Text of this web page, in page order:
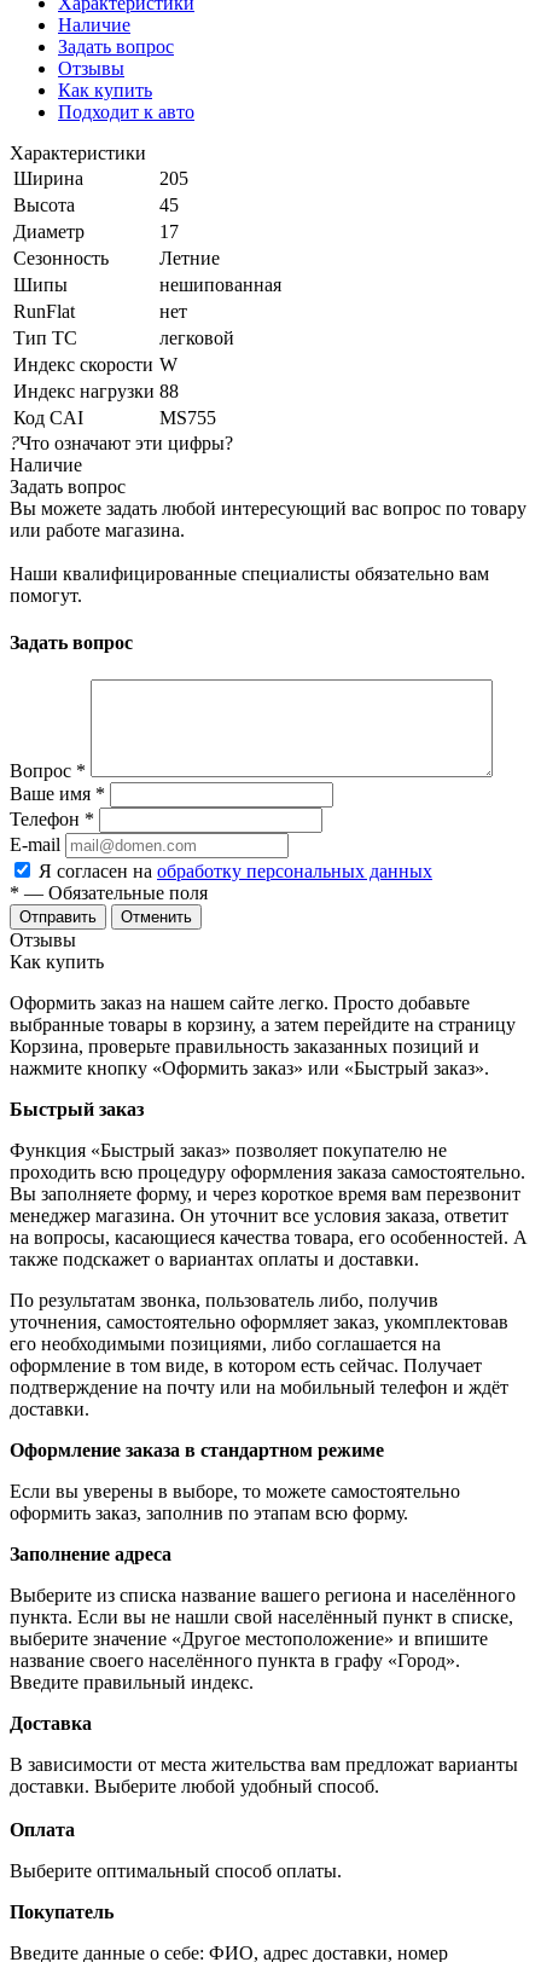
Наличие
Задать вопрос
Отзывы
Как купить
Подходит к авто
Характеристики
Ширина
205
Высота
45
Диаметр
17
Сезонность
Летние
Шипы
нешипованная
RunFlat
нет
Тип ТС
легковой
Индекс скорости W
Индекс нагрузки 88
Код CAI
MS755
?Что означают эти цифры?
Наличие
Задать вопрос
Вы можете задать любой интересующий вас вопрос по товару
или работе магазина.
Наши квалифицированные специалисты обязательно вам
помогут.
Задать вопрос
Вопрос *
Ваше имя *
Телефон *
E-mail
Я согласен на обработку персональных данных
* — Обязательные поля
Отменить
Отзывы
Как купить
Оформить заказ на нашем сайте легко. Просто добавьте
выбранные товары в корзину, а затем перейдите на страницу
Корзина, проверьте правильность заказанных позиций и
нажмите кнопку «Оформить заказ» или «Быстрый заказ».
Быстрый заказ
Функция «Быстрый заказ» позволяет покупателю не
проходить всю процедуру оформления заказа самостоятельно.
Вы заполняете форму, и через короткое время вам перезвонит
менеджер магазина. Он уточнит все условия заказа, ответит
на вопросы, касающиеся качества товара, его особенностей. А
также подскажет о вариантах оплаты и доставки.
По результатам звонка, пользователь либо, получив
уточнения, самостоятельно оформляет заказ, укомплектовав
его необходимыми позициями, либо соглашается на
оформление в том виде, в котором есть сейчас. Получает
подтверждение на почту или на мобильный телефон и ждёт
доставки.
Оформление заказа в стандартном режиме
Если вы уверены в выборе, то можете самостоятельно
оформить заказ, заполнив по этапам всю форму.
Заполнение адреса
Выберите из списка название вашего региона и населённого
пункта. Если вы не нашли свой населённый пункт в списке,
выберите значение «Другое местоположение» и впишите
название своего населённого пункта в графу «Город».
Введите правильный индекс.
Доставка
В зависимости от места жительства вам предложат варианты
доставки. Выберите любой удобный способ.
Оплата
Выберите оптимальный способ оплаты.
Покупатель
Введите данные о себе: ФИО, адрес доставки, номер